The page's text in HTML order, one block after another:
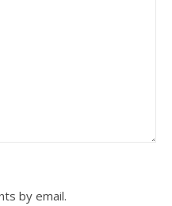
by email.